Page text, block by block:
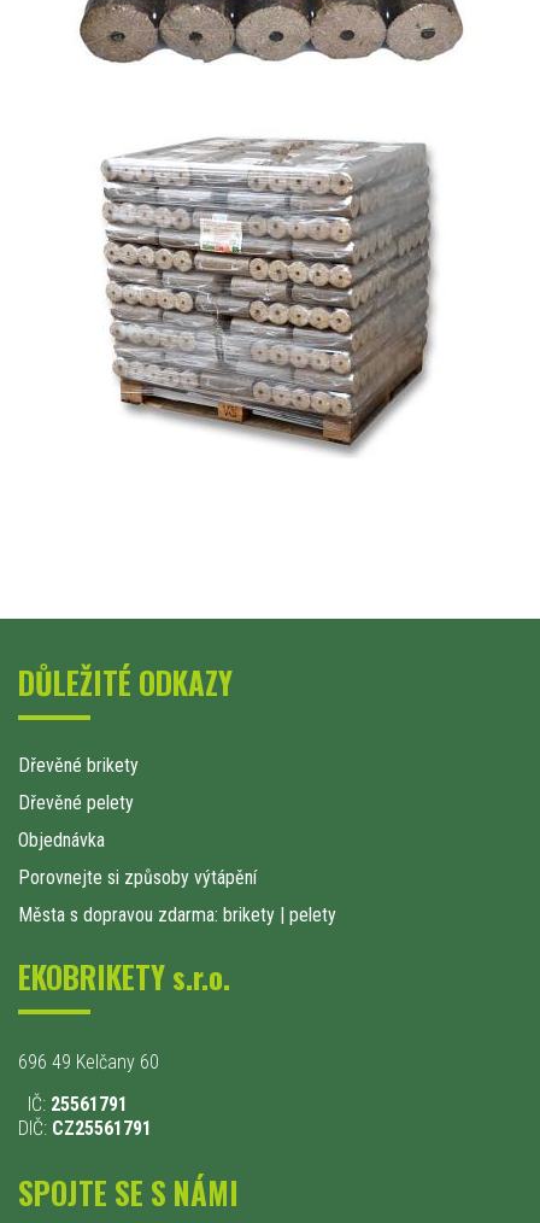
DŮLEŽITÉ ODKAZY
Dřevěné brikety
Dřevěné pelety
Objednávka
Porovnejte si způsoby výtápění
Města s dopravou zdarma: brikety | pelety
EKOBRIKETY s.r.o.
696 49 Kelčany 60
IČ: 25561791
DIČ: CZ25561791
SPOJTE SE S NÁMI